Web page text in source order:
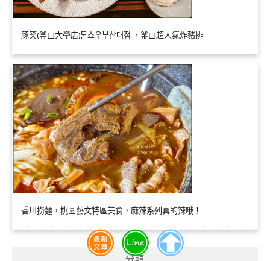
豚笑(釜山大學店)톤쇼우부산대점 ，釜山超人氣炸豬排
香川撈麵，桃園藝文特區美食，麻辣系列真的辣哦！
分類